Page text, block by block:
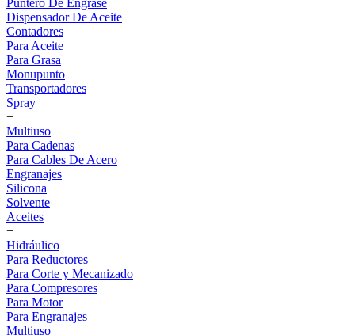
Puntero De Engrase
Dispensador De Aceite
Contadores
Para Aceite
Para Grasa
Monupunto
Transportadores
Spray
+
Multiuso
Para Cadenas
Para Cables De Acero
Engranajes
Silicona
Solvente
Aceites
+
Hidráulico
Para Reductores
Para Corte y Mecanizado
Para Compresores
Para Motor
Para Engranajes
Multiuso